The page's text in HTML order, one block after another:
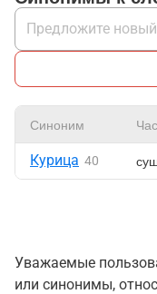
Синоним
Курица 40
Уважаемые
или синонимы,